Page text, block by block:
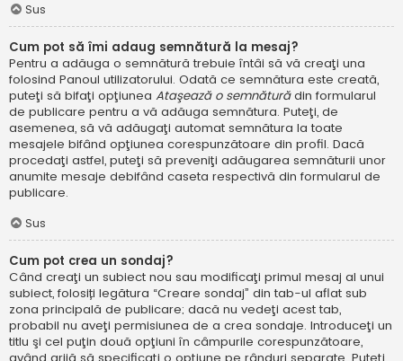
Sus
Cum pot să îmi adaug semnătură la mesaj?
Pentru a adăuga o semnătură trebuie întâi să vă creaţi una
folosind Panoul utilizatorului. Odată ce semnătura este creată,
puteţi să bifaţi opţiunea Ataşează o semnăturădin formularul
de publicare pentru a vă adăuga semnătura. Puteţi, de
asemenea, să vă adăugaţi automat semnătura la toate
mesajele bifând opţiunea corespunzătoare din profil. Dacă
procedaţi astfel, puteţi să preveniţi adăugarea semnăturii unor
anumite mesaje debifând caseta respectivă din formularul de
publicare.
Sus
Cum pot crea un sondaj?
Când creaţi un subiect nou sau modificaţi primul mesaj al unui
subiect, folosiți legătura “Creare sondaj” din tab-ul aflat sub
zona principală de publicare; dacă nu vedeţi acest tab,
probabil nu aveţi permisiunea de a crea sondaje. Introduceţi un
titlu şi cel puţin două opţiuni în câmpurile corespunzătoare,